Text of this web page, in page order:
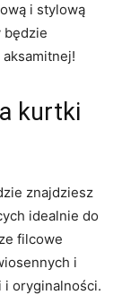
i stylową
będzie
kurtki
znajdziesz​
idealnie⁣ do
filcowe⁣
⁣i
i oryginalności.